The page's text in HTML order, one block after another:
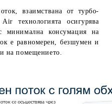
взаимствана от турбо-
Airтехнологията осигурява
минимална консумация на
е равномерен, безшумен и
на помещението.